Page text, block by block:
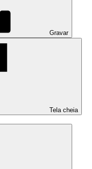
Gravar
Tela cheia